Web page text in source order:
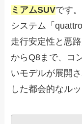
ミアムSUVです
システム「
走行安定性と悪
からQ8まで、コ
いモデルが展開
した都会的なル